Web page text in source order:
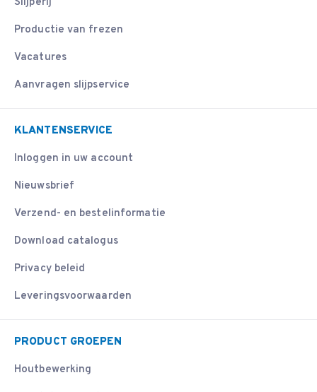
Productie van frezen
Vacatures
Aanvragen slijpservice
KLANTENSERVICE
Inloggen in uw account
Nieuwsbrief
Verzend- en bestelinformatie
Download catalogus
Privacy beleid
Leveringsvoorwaarden
PRODUCT GROEPEN
Houtbewerking